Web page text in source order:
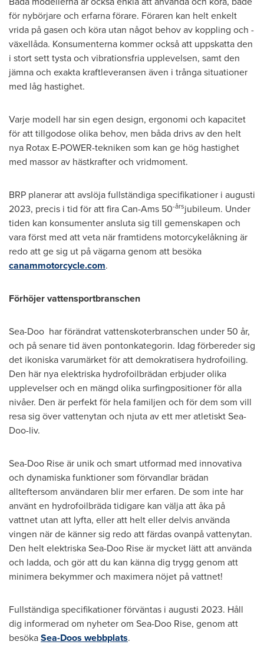
för nybörjare och erfarna förare. Föraren kan helt enkelt
vrida på gasen och köra utan något behov av koppling och -
växellåda. Konsumenterna kommer också att uppskatta den
i stort sett tysta och vibrationsfria upplevelsen, samt den
jämna och exakta kraftleveransen även i trånga situationer
med låg hastighet.
Varje modell har sin egen design, ergonomi och kapacitet
för att tillgodose olika behov, men båda drivs av den helt
nya Rotax E-POWER-tekniken som kan ge hög hastighet
med massor av hästkrafter och vridmoment.
BRP planerar att avslöja fullständiga specifikationer i augusti
2023, precis i tid för att fira Can-Ams 50-årsjubileum. Under
tiden kan konsumenter ansluta sig till gemenskapen och
vara först med att veta när framtidens motorcykelåkning är
redo att ge sig ut på vägarna genom att besöka
canammotorcycle.com.
Förhöjer vattensportbranschen
Sea-Doo har förändrat vattenskoterbranschen under 50 år,
och på senare tid även pontonkategorin. Idag förbereder sig
det ikoniska varumärket för att demokratisera hydrofoiling.
Den här nya elektriska hydrofoilbrädan erbjuder olika
upplevelser och en mängd olika surfingpositioner för alla
nivåer. Den är perfekt för hela familjen och för dem som vill
resa sig över vattenytan och njuta av ett mer atletiskt Sea-
Doo-liv.
Sea-Doo Rise är unik och smart utformad med innovativa
och dynamiska funktioner som förvandlar brädan
allteftersom användaren blir mer erfaren. De som inte har
använt en hydrofoilbräda tidigare kan välja att åka på
vattnet utan att lyfta, eller att helt eller delvis använda
vingen när de känner sig redo att färdas ovanpå vattenytan.
Den helt elektriska Sea-Doo Rise är mycket lätt att använda
och ladda, och gör att du kan känna dig trygg genom att
minimera bekymmer och maximera nöjet på vattnet!
Fullständiga specifikationer förväntas i augusti 2023. Håll
dig informerad om nyheter om Sea-Doo Rise, genom att
besökaSea-Doos webbplats.